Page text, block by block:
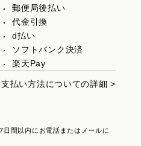
郵便局後払い
代金引換
d払い
ソフトバンク決済
楽天Pay
支払い方法についての詳細 >
間以内にお電話またはメールに